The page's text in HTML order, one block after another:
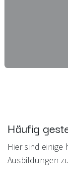
Häufig
Hier sind
Ausbildungen